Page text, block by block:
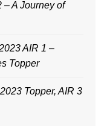
A Journey of
AIR 1 –
Topper
Topper, AIR 3